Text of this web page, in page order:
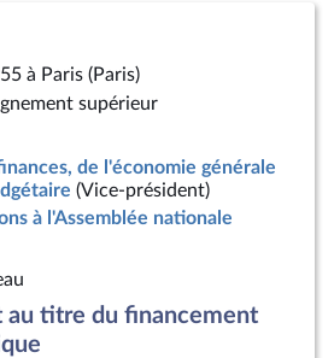
à Paris (Paris)
supérieur
de l'économie générale
(Vice-président)
à l'Assemblée nationale
au titre du financement